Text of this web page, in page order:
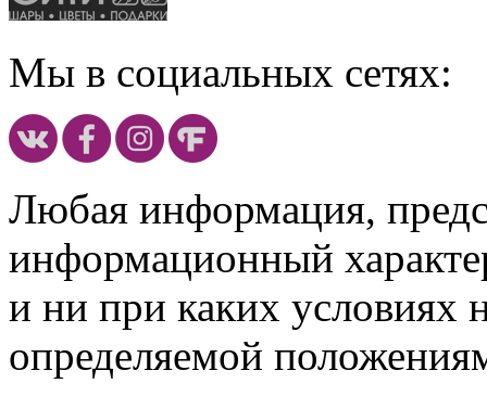
Мы в социальных сетях:
Любая информация,
информационный
и ни при каких условиях
определяемой